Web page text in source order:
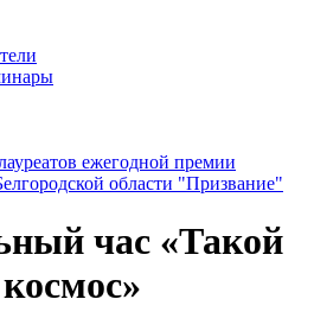
ежегодной премии
области "Призвание"
час «Такой